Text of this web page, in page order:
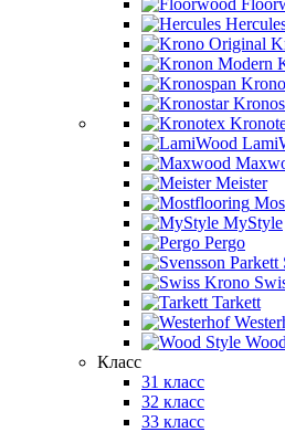
Meister
MyStyle
Pergo
Tarkett
Класс
31 класс
32 класс
33 класс